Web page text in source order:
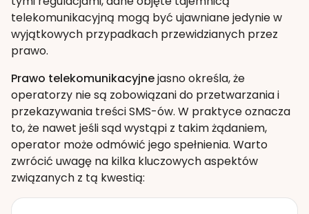
telekomunikacyjną mogą być ujawniane jedynie w
wyjątkowych przypadkach przewidzianych przez
prawo.
Prawo telekomunikacyjnejasno określa, że
operatorzy nie są zobowiązani do przetwarzania i
przekazywania treści SMS-ów. W praktyce oznacza
to, że nawet jeśli sąd wystąpi z takim żądaniem,
operator może odmówić jego spełnienia. Warto
zwrócić uwagę na kilka kluczowych aspektów
związanych z tą kwestią: